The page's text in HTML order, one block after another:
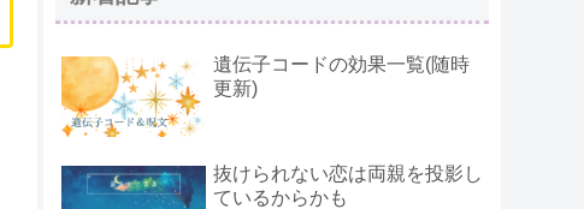
遺伝子コードの効果一覧(随時
更新)
抜けられない恋は両親を投影し
ているからかも